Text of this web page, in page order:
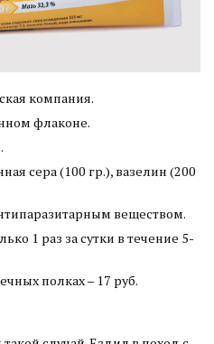
компания.
флаконе.
сера (100 гр.), вазелин (200
веществом.
1 раз за сутки в течение 5-
полках – 17 руб.